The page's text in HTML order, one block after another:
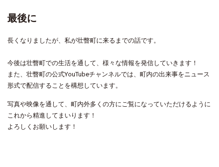
最後に
長くなりましたが、私が壮瞥町に来るまでの話です。
今後は壮瞥町での生活を通して、様々な情報を発信していきます！
また、壮瞥町の公式YouTubeチャンネルでは、町内の出来事をニュース
形式で配信することを構想しています。
写真や映像を通して、町内外多くの方にご覧になっていただけるように
これから精進してまいります！
よろしくお願いします！